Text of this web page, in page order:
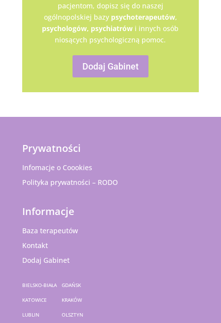
pacjentom, dopisz się do naszej
ogólnopolskiej bazy psychoterapeutów,
psychologów, psychiatrów i innych osób
niosących psychologiczną pomoc.
Dodaj Gabinet
Prywatności
Infomacje o Coookies
Polityka prywatności – RODO
Informacje
Baza terapeutów
Kontakt
Dodaj Gabinet
BIELSKO-BIAŁA GDAŃSK
KATOWICE KRAKÓW
LUBLIN OLSZTYN